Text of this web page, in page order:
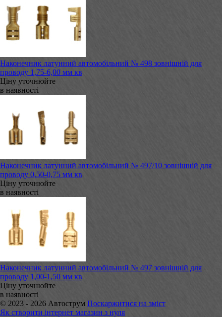
Наконечник латунний автомобільний № 498 зовнішній для
проводу 1,75-6,00 мм кв
Ціну уточнюйте
в наявності
Наконечник латунний автомобільний № 497/10 зовнішній для
проводу 0,50-0,75 мм кв
Ціну уточнюйте
в наявності
Наконечник латунний автомобільний № 497 зовнішній для
проводу 1,00-1,50 мм кв
Ціну уточнюйте
в наявності
© 2023 - 2026 Автострум Поскаржитися на зміст
Як створити інтернет магазин з нуля